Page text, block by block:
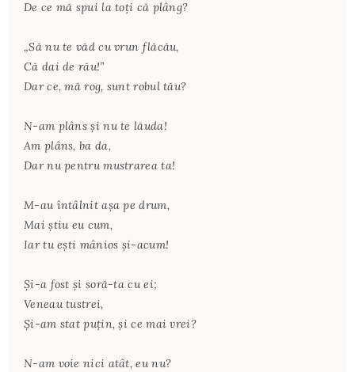
De ce mă spui la toţi că plâng?
„Să nu te văd cu vrun flăcău,
Că dai de rău!”
Dar ce, mă rog, sunt robul tău?
N-am plâns şi nu te lăuda!
Am plâns, ba da,
Dar nu pentru mustrarea ta!
M-au întâlnit aşa pe drum,
Mai ştiu eu cum,
Iar tu eşti mânios şi-acum!
Şi-a fost şi soră-ta cu ei;
Veneau tustrei,
Şi-am stat puţin, şi ce mai vrei?
N-am voie nici atât, eu nu?